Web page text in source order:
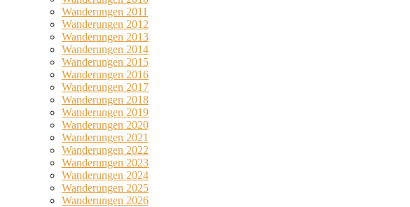
Wanderungen 2011
Wanderungen 2012
Wanderungen 2013
Wanderungen 2014
Wanderungen 2015
Wanderungen 2016
Wanderungen 2017
Wanderungen 2018
Wanderungen 2019
Wanderungen 2020
Wanderungen 2021
Wanderungen 2022
Wanderungen 2023
Wanderungen 2024
Wanderungen 2025
Wanderungen 2026